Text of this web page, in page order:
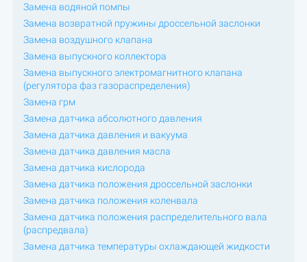
Замена водяной помпы
Замена возвратной пружины дроссельной заслонки
Замена воздушного клапана
Замена выпускного коллектора
Замена выпускного электромагнитного клапана
(регулятора фаз газораспределения)
Замена грм
Замена датчика абсолютного давления
Замена датчика давления и вакуума
Замена датчика давления масла
Замена датчика кислорода
Замена датчика положения дроссельной заслонки
Замена датчика положения коленвала
Замена датчика положения распределительного вала
(распредвала)
Замена датчика температуры охлаждающей жидкости